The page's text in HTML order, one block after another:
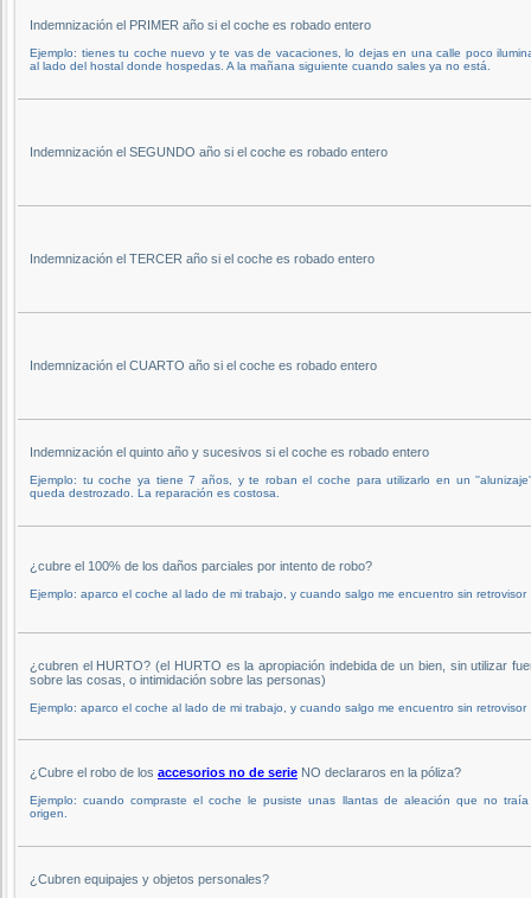
Indemnización el PRIMER año si el coche es robado entero
Ejemplo: tienes tu coche nuevo y te vas de vacaciones, lo dejas en una calle poco
al lado del hostal donde hospedas. A la mañana siguiente cuando sales ya no está.
Indemnización el SEGUNDO año si el coche es robado entero
Indemnización el TERCER año si el coche es robado entero
Indemnización el CUARTO año si el coche es robado entero
Indemnización el quinto año y sucesivos si el coche es robado entero
Ejemplo: tu coche ya tiene 7 años, y te roban el coche para utilizarlo en un
queda destrozado. La reparación es costosa.
¿cubre el 100% de los daños parciales por intento de robo?
Ejemplo: aparco el coche al lado de mi trabajo, y cuando salgo me encuentro sin retrovisor
¿cubren el HURTO? (el HURTO es la apropiación indebida de un bien, sin utilizar
sobre las cosas, o intimidación sobre las personas)
Ejemplo: aparco el coche al lado de mi trabajo, y cuando salgo me encuentro sin retrovisor
¿Cubre el robo de los accesorios no de serie NO declararos en la póliza?
Ejemplo: cuando compraste el coche le pusiste unas llantas de aleación que no
origen.
¿Cubren equipajes y objetos personales?